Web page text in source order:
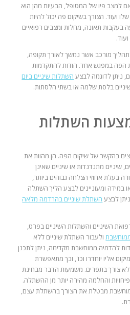
למצב פיו של המטופל, הבעיות מהן הוא
ועוד. הצורך בשיקום פה יכול להיות
בעקבות תאונה, מחלות ומצבים רפואיים
מורכב אשר נמשך לאורך תקופה,
הפה במפגש אחד. הודות להתקדמות
ניתן לדוגמה לבצע השתלות שיניים ביום
בלסת שלמה או בשתי הלסתות.
השתלות
בהקשר של שיקום הפה. הן מהוות את
שיניים מתנדנדות או שיניים שאינן
בעלת אחוזי הצלחה גבוהים ביותר,
במידה ומעוניינים לבצע הליך השתלה
לבצע השתלת שיניים בהרדמה מלאה
השיניים והשתלות השיניים בפרט,
ולעבור השתלת שיניים ללא
להדמיה ממוחשבת מקדימה, ניתן לתכנן
אליו יוחדרו וכו', וכך מתאפשרת
צורך בתפרים. משמעות הדבר מבחינת
והחלמה מהירה יותר מן ההשתלה.
מבטלת את הצורך בהשתלת עצם,